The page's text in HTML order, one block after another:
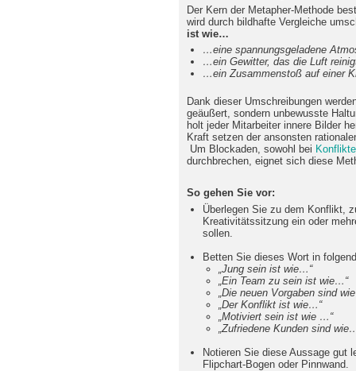
Der Kern der Metapher-Methode
wird durch bildhafte Vergleiche
ist wie…
…eine spannungsgeladene
…ein Gewitter, das die Luft
…ein Zusammenstoß auf einer
Dank dieser Umschreibungen
geäußert, sondern unbewusste
holt jeder Mitarbeiter innere Bilder
Kraft setzen der ansonsten
Um Blockaden, sowohl bei
durchbrechen, eignet sich diese
So gehen Sie vor:
Überlegen Sie zu dem Konflikt,
Kreativitätssitzung ein oder
sollen.
Betten Sie dieses Wort in
„Jung sein ist wie…“
„Ein Team zu sein ist wie…“
„Die neuen Vorgaben sind
„Der Konflikt ist wie…“
„Motiviert sein ist wie …“
„Zufriedene Kunden sind
Notieren Sie diese Aussage gut
Flipchart-Bogen oder Pinnwand.